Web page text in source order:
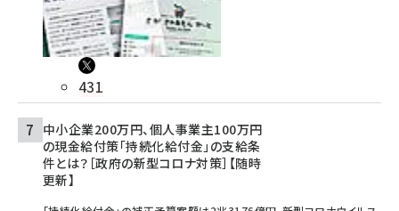
431
中小企業200万円、個人事業主100万円
の現金給付策「持続化給付金」の支給条
件とは？［政府の新型コロナ対策］【随時
更新】